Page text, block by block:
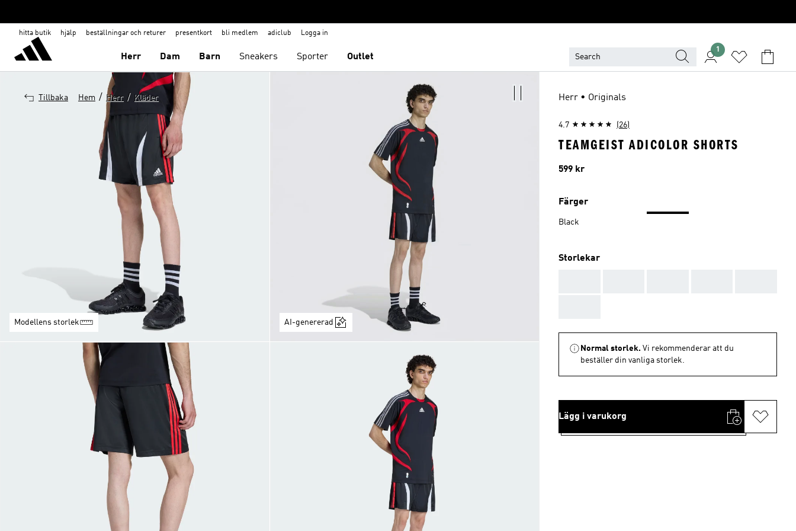
hitta butik hjälp beställningar och returer presentkort bli medlem adiclub Logga in
Herr Dam Barn Sneakers Sporter Outlet
1
Tillbaka Hem / Herr / Kläder
Modellens storlek AI-genererad
Herr • Originals
4.7 (26)
TEAMGEIST ADICOLOR SHORTS
Pris
599 kr
Färger
Black
Storlekar
Normal storlek. Vi rekommenderar att du
beställer din vanliga storlek.
Lägg i varukorg